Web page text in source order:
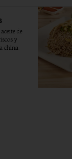
de
y
china.